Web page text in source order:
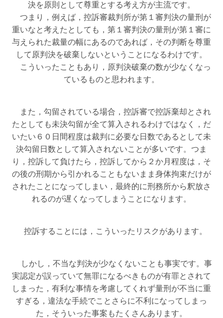
決を原則として尊重とする考え方が主流です。
つまり，例えば，控訴審裁判所が第１審判決の量刑が
重いなと考えたとしても，第１審判決の量刑が第１審に
与えられた裁量の幅にあるのであれば，その判断を尊重
して原判決を破棄しないということになるわけです。
こういったこともあり，原判決破棄の数が少なくなっ
ているものと思われます。
また，勾留されている場合，控訴審で控訴棄却とされ
たとしても未決勾留が全て算入されるわけではなく，だ
いたい６０日間程度は裁判に必要な日数であるとして未
決勾留日数として算入されないことが多いです。つま
り，控訴して負けたら，控訴してから２か月程度は，そ
の後の刑期から引かれることもないまま身体拘束だけが
されたことになってしまい，最終的に刑務所から釈放さ
れるのが遅くなってしまうことになります。
控訴することには，こういったリスクがあります。
しかし，不当な判決が少なくないことも事実です。事
実認定が誤っていて無罪になるべきものが有罪とされて
しまった，有利な事情を考慮してくれず量刑が不当に重
すぎる，違法な手続でことさらに不利になってしまっ
た，そういった事案もたくさんあります。